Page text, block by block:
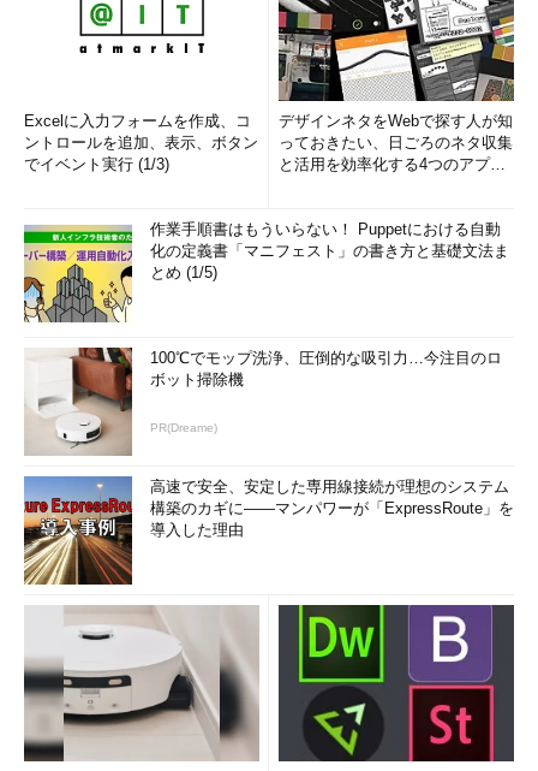
Excelに入力フォームを作成、コ
ントロールを追加、表示、ボタン
でイベント実行 (1/3)
デザインネタをWebで探す人が知
っておきたい、日ごろのネタ収集
と活用を効率化する4つのアプリ
作業手順書はもういらない！ Puppetにおける自動
化の定義書「マニフェスト」の書き方と基礎文法ま
とめ (1/5)
100℃でモップ洗浄、圧倒的な吸引力…今注目のロ
ボット掃除機
PR(Dreame)
高速で安全、安定した専用線接続が理想のシステム
構築のカギに――マンパワーが「ExpressRoute」を
導入した理由